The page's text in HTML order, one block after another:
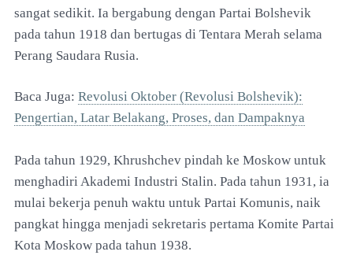
sangat sedikit. Ia bergabung dengan Partai Bolshevik
pada tahun 1918 dan bertugas di Tentara Merah selama
Perang Saudara Rusia.
Baca Juga: Revolusi Oktober (Revolusi Bolshevik):
Pengertian, Latar Belakang, Proses, dan Dampaknya
Pada tahun 1929, Khrushchev pindah ke Moskow untuk
menghadiri Akademi Industri Stalin. Pada tahun 1931, ia
mulai bekerja penuh waktu untuk Partai Komunis, naik
pangkat hingga menjadi sekretaris pertama Komite Partai
Kota Moskow pada tahun 1938.